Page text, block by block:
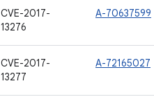
CVE-2017-
13276
A-70637599
CVE-2017-
13277
A-72165027